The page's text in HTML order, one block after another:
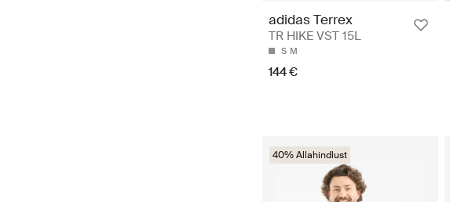
adidas Terrex
TR HIKE VST 15L
S M
144 €
40% Allahindlust